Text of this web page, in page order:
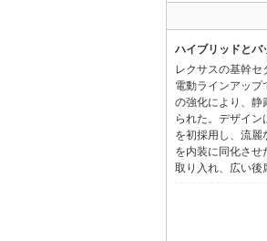
ハイブリッドとバ
レクサスの基幹セ
電動ラインアップ
の強化により、静
られた。デザイン
を初採用し、流麗
を内装に同化させ
取り入れ、広い後